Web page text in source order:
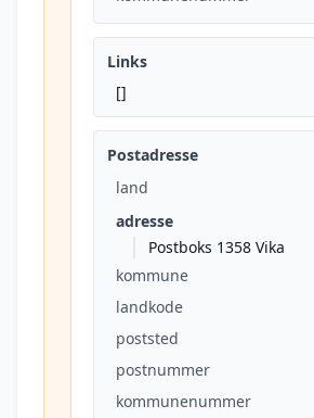
Links
[]
Postadresse
land
adresse
Postboks 1358 Vika
kommune
landkode
poststed
postnummer
kommunenummer